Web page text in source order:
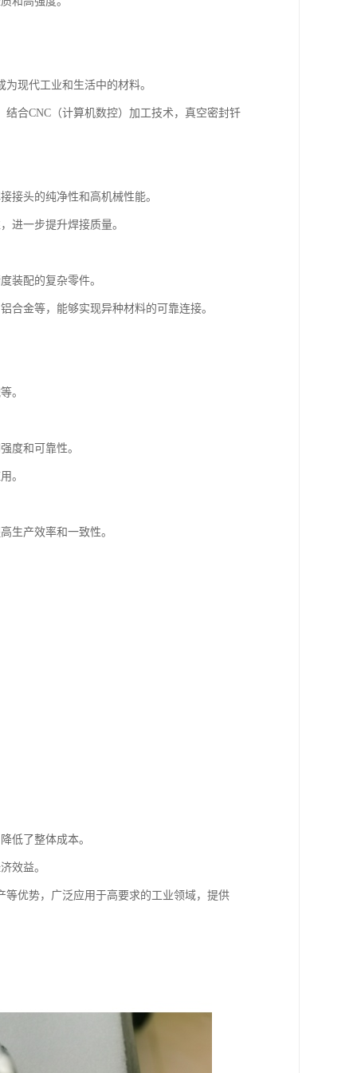
现代工业和生活中的材料。
合CNC（计算机数控）加工技术，真空密封钎
头的纯净性和高机械性能。
进一步提升焊接质量。
装配的复杂零件。
金等，能够实现异种材料的可靠连接。
。
度和可靠性。
。
生产效率和一致性。
低了整体成本。
效益。
优势，广泛应用于高要求的工业领域，提供